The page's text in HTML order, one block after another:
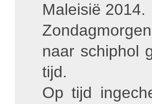
Maleisië 2014.
naar schiphol
tijd.
Op tijd